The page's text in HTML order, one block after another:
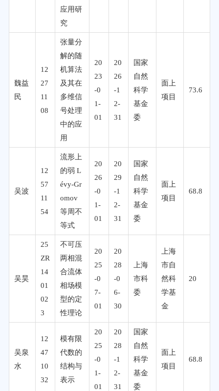
应用研
究
魏益
民
12
27
11
08
张量分
解的随
机算法
及其在
多维信
号处理
中的应
用
20
23
-0
1-
01
20
26
-1
2-
31
国家
自然
科学
基金
委
面上
项目
73.6
吴波
12
57
11
54
流形上
的弱 L
évy-Gr
omov
等周不
等式
20
26
-0
1-
01
20
29
-1
2-
31
国家
自然
科学
基金
委
面上
项目
68.8
吴昊
25
ZR
14
01
02
3
不可压
两相混
合流体
相场模
型的定
性理论
20
25
-0
7-
01
20
28
-0
6-
30
上海
市科
委
上海
市自
然科
学基
金
20
吴泉
水
12
47
10
32
模有限
代数的
结构与
表示
20
25
-0
1-
01
20
28
-1
2-
31
国家
自然
科学
基金
委
面上
项目
68.8